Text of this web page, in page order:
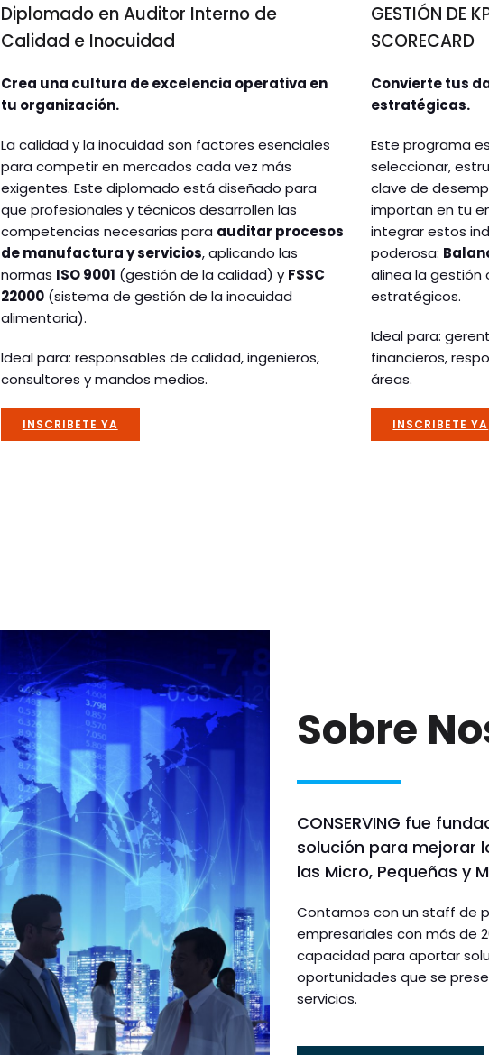
Diplomado en Auditor Interno de
Calidad e Inocuidad
Crea una cultura de excelencia operativa en
tu organización.
La calidad y la inocuidad son factores esenciales
para competir en mercados cada vez más
exigentes. Este diplomado está diseñado para
que profesionales y técnicos desarrollen las
competencias necesarias para auditar procesos
de manufactura y servicios, aplicando las
normas ISO 9001 (gestión de la calidad) y FSSC
22000(sistema de gestión de la inocuidad
alimentaria).
Ideal para: responsables de calidad, ingenieros,
consultores y mandos medios.
INSCRIBETE YA
GESTIÓN DE
SCORECARD
Convierte tus
estratégicas.
Este programa
seleccionar,
clave de
importan en tu
integrar estos
poderosa:
alinea la gestión
estratégicos.
Ideal para:
financieros,
áreas.
INSCRIBETE YA
Sobre
CONSERVING fue
solución para mejorar
las Micro, Pequeñas y
Contamos con un staff de
empresariales con más de
capacidad para aportar
oportunidades que se
servicios.